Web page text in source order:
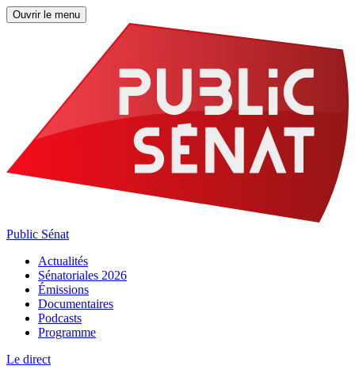
Ouvrir le menu
Public Sénat
Actualités
Sénatoriales 2026
Émissions
Documentaires
Podcasts
Programme
Le direct